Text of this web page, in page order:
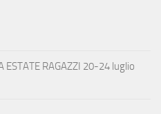
ESTATE RAGAZZI 20-24 luglio